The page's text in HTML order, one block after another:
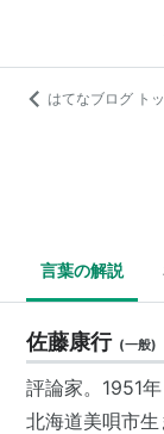
はてなブログ ト
言葉の解説
佐藤康行 (一般)
評論家。1951年
北海道美唄市